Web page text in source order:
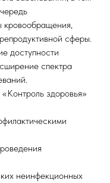
кровообращения,
сферы.
доступности
спектра
здоровья»
неинфекционных